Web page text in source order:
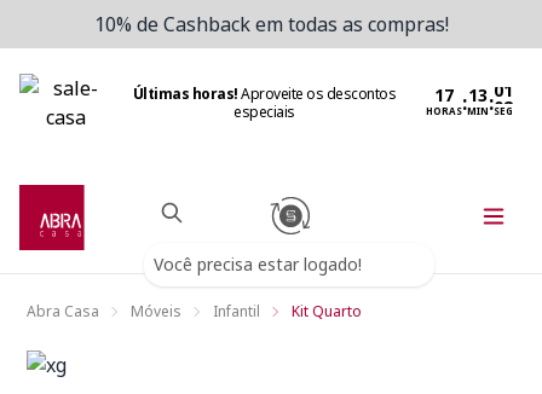
10% de Cashback em todas as compras!
Últimas horas!Aproveite os descontos
especiais
HORAS:MIN:SEG
Você precisa estar logado!
Abra Casa Móveis Infantil Kit Quarto